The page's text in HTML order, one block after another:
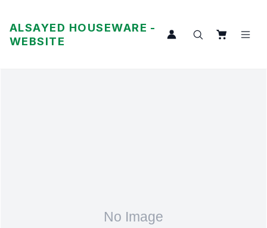
ALSAYED HOUSEWARE -
WEBSITE